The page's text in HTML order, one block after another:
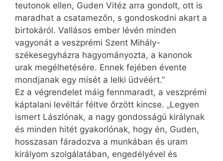
teutonok ellen, Guden Vitéz arra gondolt, ott is
maradhat a csatamezőn, s gondoskodni akart a
birtokáról. Vallásos ember lévén minden
vagyonát a veszprémi Szent Mihály-
székesegyházra hagyományozta, a kanonok
urak megélhetésére. Ennek fejében évente
mondjanak egy misét a lelki üdvéért.”
Ez a végrendelet máig fennmaradt, a veszprémi
káptalani levéltár féltve őrzött kincse. „Legyen
ismert Lászlónak, a nagy gondosságú királynak
és minden hitét gyakorlónak, hogy én, Guden,
hosszasan fáradozva a munkában és uram
királyom szolgálatában, engedélyével és